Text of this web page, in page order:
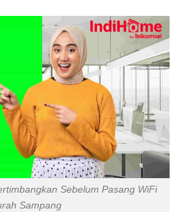
Sebelum Pasang WiFi
Sampang